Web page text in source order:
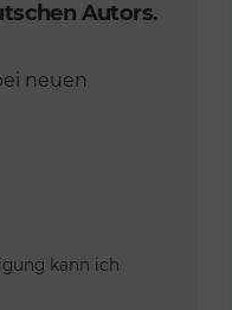
Autors.
neuen
kann ich